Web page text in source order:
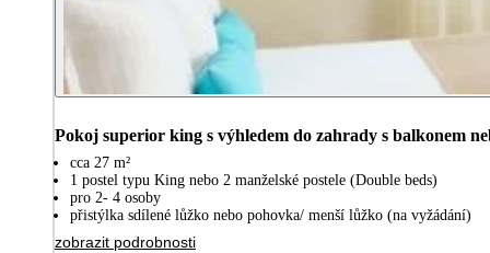
Pokoj superior king s výhledem do zahrady s balkonem
cca 27 m²
1 postel typu King nebo 2 manželské postele (Double beds)
pro 2- 4 osoby
přistýlka sdílené lůžko nebo pohovka/ menší lůžko (na vyžádání)
zobrazit podrobnosti